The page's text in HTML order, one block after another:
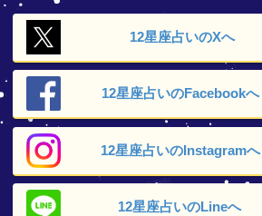
12星座占いのXへ
12星座占いのFacebookへ
12星座占いのInstagramへ
12星座占いのLineへ